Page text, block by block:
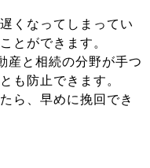
くなってしまってい
とができます。
産と相続の分野が手つ
も防止できます。
ら、早めに挽回でき